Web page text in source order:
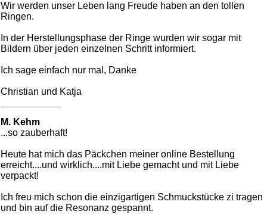
Wir werden unser Leben lang Freude haben an den tollen
Ringen.
In der Herstellungsphase der Ringe wurden wir sogar mit
Bildern über jeden einzelnen Schritt informiert.
Ich sage einfach nur mal, Danke
Christian und Katja
M. Kehm
...so zauberhaft!
Heute hat mich das Päckchen meiner online Bestellung
erreicht....und wirklich....mit Liebe gemacht und mit Liebe
verpackt!
Ich freu mich schon die einzigartigen Schmuckstücke zi tragen
und bin auf die Resonanz gespannt.